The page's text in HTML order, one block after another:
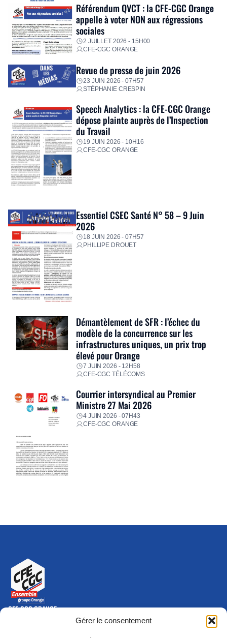
Gérer le consentement
Référendum QVCT : la CFE-CGC Orange
appelle à voter NON aux régressions
sociales
2 JUILLET 2026 - 15H00
CFE-CGC ORANGE
Revue de presse de juin 2026
23 JUIN 2026 - 07H57
STÉPHANIE CRESPIN
Speech Analytics : la CFE-CGC Orange
dépose plainte auprès de l’Inspection
du Travail
19 JUIN 2026 - 10H16
CFE-CGC ORANGE
Essentiel CSEC Santé N° 58 – 9 Juin
2026
18 JUIN 2026 - 07H57
PHILLIPE DROUET
Démantèlement de SFR : l’échec du
modèle de la concurrence sur les
infrastructures uniques, un prix trop
élevé pour Orange
7 JUIN 2026 - 12H58
CFE-CGC TÉLÉCOMS
Courrier intersyndical au Premier
Ministre 27 Mai 2026
4 JUIN 2026 - 07H43
CFE-CGC ORANGE
CFE-CGC ORANGE
10-12 rue Saint Amand, 75015 Paris Cedex 15